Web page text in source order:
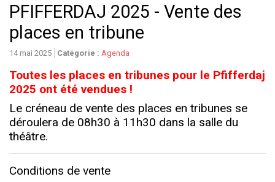
PFIFFERDAJ 2025 - Vente des
places en tribune
14 mai 2025 Catégorie : Agenda
Toutes les places en tribunes pour le Pfifferdaj
2025 ont été vendues !
Le créneau de vente des places en tribunes se
déroulera de 08h30 à 11h30 dans la salle du
théâtre.
Conditions de vente